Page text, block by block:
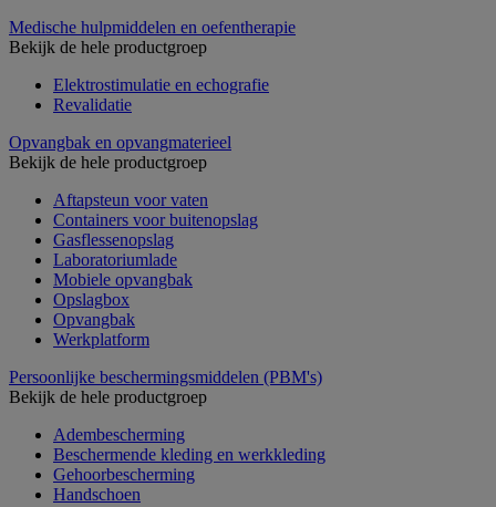
Medische hulpmiddelen en oefentherapie
Bekijk de hele productgroep
Elektrostimulatie en echografie
Revalidatie
Opvangbak en opvangmaterieel
Bekijk de hele productgroep
Aftapsteun voor vaten
Containers voor buitenopslag
Gasflessenopslag
Laboratoriumlade
Mobiele opvangbak
Opslagbox
Opvangbak
Werkplatform
Persoonlijke beschermingsmiddelen (PBM's)
Bekijk de hele productgroep
Adembescherming
Beschermende kleding en werkkleding
Gehoorbescherming
Handschoen